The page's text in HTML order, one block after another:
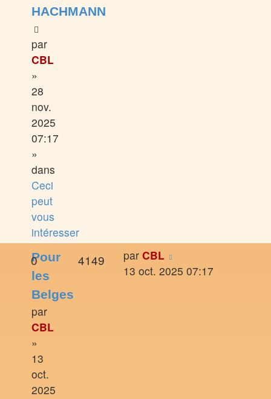
HACHMANN
par
CBL
»
28
nov.
2025
07:17
»
dans
Ceci
peut
vous
intéresser
Pour
les
Belges
par
CBL
»
13
oct.
2025
0 4149 par CBL
13 oct. 2025 07:17